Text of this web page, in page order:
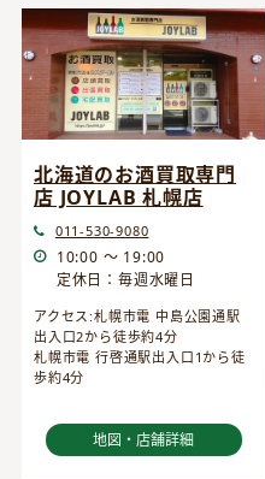
北海道のお酒買取専門
店 JOYLAB 札幌店
011-530-9080
10:00 ～ 19:00
定休日：毎週水曜日
アクセス:札幌市電 中島公園通駅
出入口2から徒歩約4分
札幌市電 行啓通駅出入口1から徒
歩約4分
地図・店舗詳細